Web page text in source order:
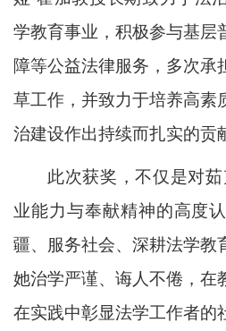
学教育事业，积极参与基层
障等公益法律服务，多次承
草工作，并致力于培养高素
治建设作出持续而扎实的贡
此次获奖，不仅是对
业能力与奉献精神的高度
疆、服务社会、深耕法学教
她治学严谨、诲人不倦，在
在实践中彰显法学工作者的